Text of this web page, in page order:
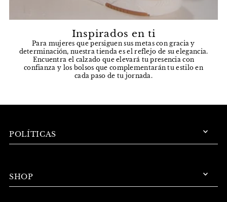
Inspirados en ti
Para mujeres que persiguen sus metas con gracia y
determinación, nuestra tienda es el reflejo de su elegancia.
Encuentra el calzado que elevará tu presencia con
confianza y los bolsos que complementarán tu estilo en
cada paso de tu jornada.
POLÍTICAS
SHOP